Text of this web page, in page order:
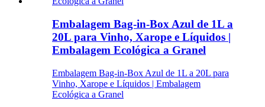
Embalagem Bag-in-Box Azul de 1L a
20L para Vinho, Xarope e Líquidos |
Embalagem Ecológica a Granel
Embalagem Bag-in-Box Azul de 1L a 20L para
Vinho, Xarope e Líquidos | Embalagem
Ecológica a Granel